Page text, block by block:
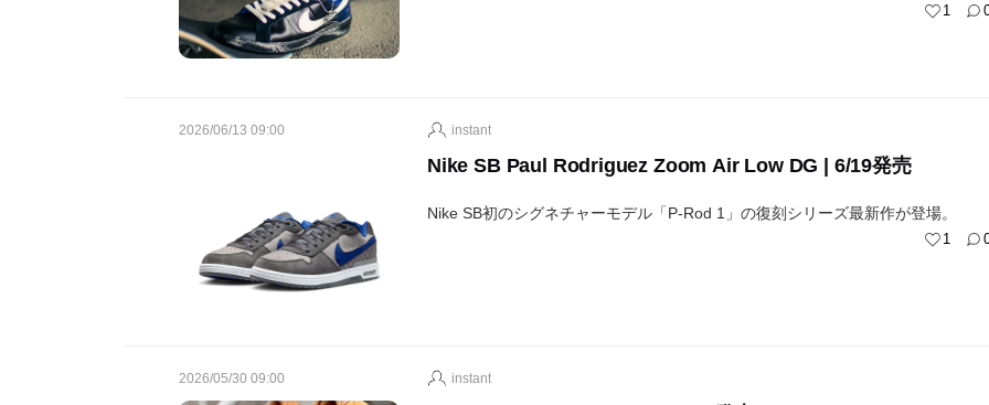
1
2026/06/13 09:00 instant
Nike SB Paul Rodriguez Zoom Air Low DG | 6/19発売
Nike SB初のシグネチャーモデル「P-Rod 1」の復刻シリーズ最新作が登場。
1
2026/05/30 09:00 instant